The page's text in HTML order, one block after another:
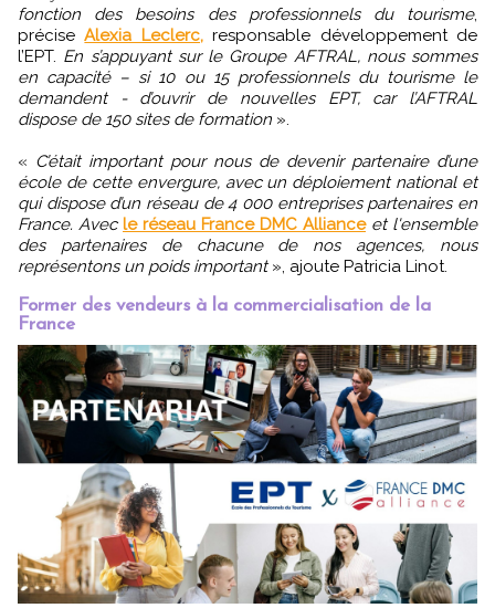
fonction des besoins des professionnels du tourisme,
préciseAlexia Leclerc,responsable développement de
l’EPT. En s’appuyant sur le Groupe AFTRAL, nous sommes
en capacité – si 10 ou 15 professionnels du tourisme le
demandent - d’ouvrir de nouvelles EPT, car l’AFTRAL
dispose de 150 sites de formation ».
« C’était important pour nous de devenir partenaire d’une
école de cette envergure, avec un déploiement national et
qui dispose d’un réseau de 4 000 entreprises partenaires en
France. Avec le réseau France DMC Alliance et l'ensemble
des partenaires de chacune de nos agences, nous
représentons un poids important», ajoute Patricia Linot.
Former des vendeurs à la commercialisation de la
France